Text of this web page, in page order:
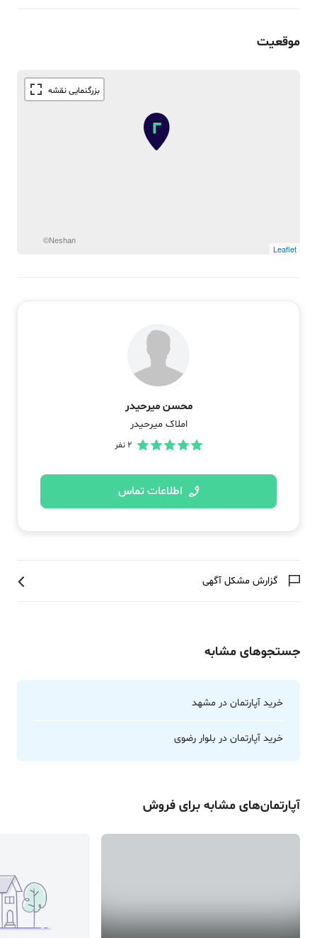
موقعیت
Leaflet
©Neshan
محسن میرحیدر
املاک میرحیدر
2 نفر
اطلاعات تماس
گزارش مشکل آگهی
جستجوهای مشابه
خرید آپارتمان در مشهد
خرید آپارتمان در بلوار رضوی
آپارتمان‌های مشابه برای فروش